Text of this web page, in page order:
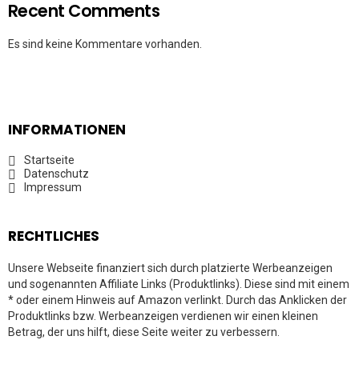
Recent Comments
Es sind keine Kommentare vorhanden.
INFORMATIONEN
Startseite
Datenschutz
Impressum
RECHTLICHES
Unsere Webseite finanziert sich durch platzierte Werbeanzeigen
und sogenannten Affiliate Links (Produktlinks). Diese sind mit einem
* oder einem Hinweis auf Amazon verlinkt. Durch das Anklicken der
Produktlinks bzw. Werbeanzeigen verdienen wir einen kleinen
Betrag, der uns hilft, diese Seite weiter zu verbessern.